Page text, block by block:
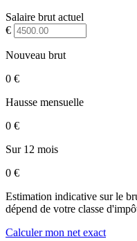
Salaire brut actuel
€
Nouveau brut
0 €
Hausse mensuelle
0 €
Sur 12 mois
0 €
Estimation indicative sur le
dépend de votre classe
Calculer mon net exact